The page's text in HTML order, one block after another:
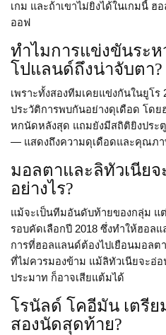
เกม และถ้าเขาไม่ยิงได้ในเกมนี้
ออฟ
ทำไมการแข่งขันระ
โปแลนด์ถึงน่าจับตา?
เพราะทั้งสองทีมเคยแข่งกันในยูโร
ประวัติการพบกันอย่างดุเดือด โด
หกนัดหลังสุด แถมยังมีสถิติยิงประ
— แสดงถึงความดุเดือดและคุณภา
มอลตาและลิทัวเนีย
อย่างไร?
แม้จะเป็นทีมอันดับท้ายของกลุ่ม แ
รอบคัดเลือกปี 2018 ซึ่งทำให้ฮอล
การที่ฮอลแลนด์ต้องไปเยือนมอลต
ที่ไม่ควรมองข้าม แม้ลิทัวเนียจะอ่
ประมาท ก็อาจเสียแต้มได้
โรนัลด์ โคอีมัน เตรี
สองนัดสุดท้าย?